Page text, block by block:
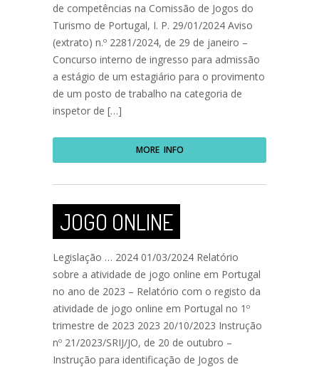
de competências na Comissão de Jogos do
Turismo de Portugal, I. P. 29/01/2024 Aviso
(extrato) n.º 2281/2024, de 29 de janeiro –
Concurso interno de ingresso para admissão
a estágio de um estagiário para o provimento
de um posto de trabalho na categoria de
inspetor de […]
MORE INFO
JOGO ONLINE
Legislação … 2024 01/03/2024 Relatório
sobre a atividade de jogo online em Portugal
no ano de 2023 – Relatório com o registo da
atividade de jogo online em Portugal no 1º
trimestre de 2023 2023 20/10/2023 Instrução
nº 21/2023/SRIJ/JO, de 20 de outubro –
Instrução para identificação de Jogos de